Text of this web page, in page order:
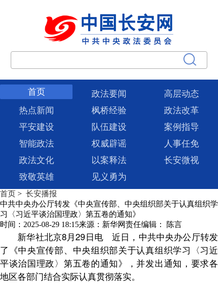
首页 政法要闻
高层动态
热点新闻
枫桥经验
政法改革
平安建设
队伍建设
案例指导
智能政法
权威辟谣
人事任免
政法文化
以案释法
长安微视
致敬英雄
见义勇为
首页 > 长安播报
中共中央办公厅转发《中央宣传部、中央组织部关于认真组织学
习〈习近平谈治国理政〉第五卷的通知》
时间：2025-08-29 18:15来源：新华网责任编辑： 陈言
新华社北京8月29日电 近日，中共中央办公厅转发
了《中央宣传部、中央组织部关于认真组织学习〈习近
平谈治国理政〉第五卷的通知》，并发出通知，要求各
地区各部门结合实际认真贯彻落实。